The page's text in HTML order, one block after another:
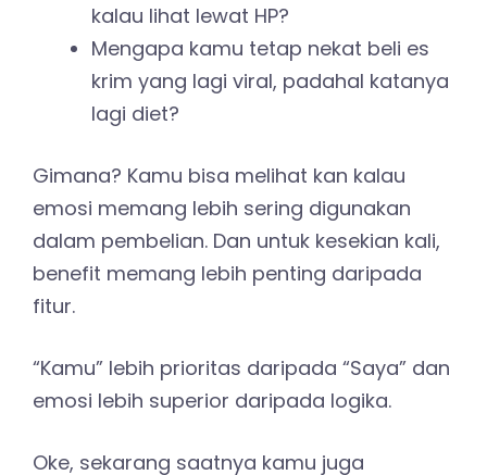
kalau lihat lewat HP?
Mengapa kamu tetap nekat beli es
krim yang lagi viral, padahal katanya
lagi diet?
Gimana? Kamu bisa melihat kan kalau
emosi memang lebih sering digunakan
dalam pembelian. Dan untuk kesekian kali,
benefit memang lebih penting daripada
fitur.
“Kamu” lebih prioritas daripada “Saya” dan
emosi lebih superior daripada logika.
Oke, sekarang saatnya kamu juga